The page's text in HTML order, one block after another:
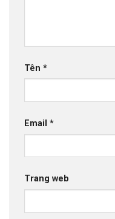
Tên *
Email *
Trang web